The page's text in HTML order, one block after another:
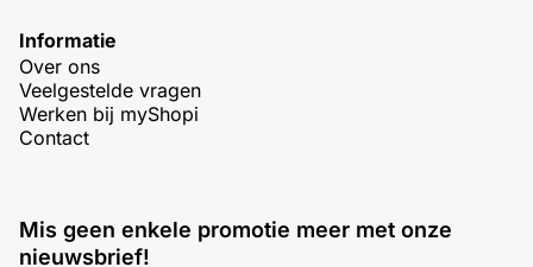
Informatie
Over ons
Veelgestelde vragen
Werken bij myShopi
Contact
Mis geen enkele promotie meer met onze
nieuwsbrief!